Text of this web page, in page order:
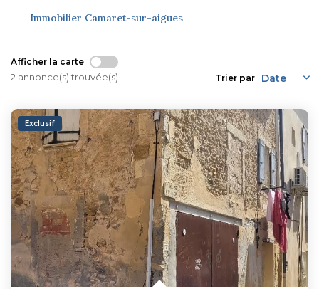
Immobilier Camaret-sur-aigues
Afficher la carte
2 annonce(s) trouvée(s) Trier par
Exclusif